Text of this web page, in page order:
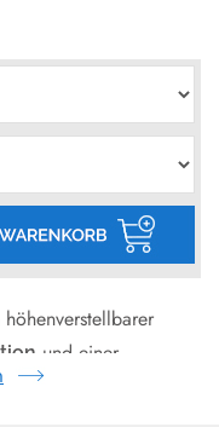
und einer
extrem hohen